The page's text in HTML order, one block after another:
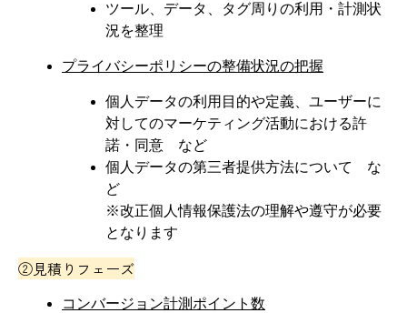
ツール、データ、タグ周りの利用・計測状
況を整理
プライバシーポリシーの整備状況の把握
個人データの利用目的や定義、ユーザーに
対してのマーケティング活動における許
諾・同意 など
個人データの第三者提供方法について な
ど
※改正個人情報保護法の理解や遵守が必要
となります
②見積りフェーズ
コンバージョン計測ポイント数